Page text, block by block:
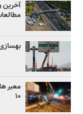
مطالعات
معبر
۱۰